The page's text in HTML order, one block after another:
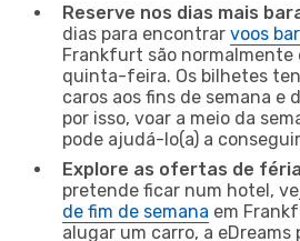
Reserve nos dias mais
dias para encontrar voos
Frankfurt são
quinta-feira. Os bilhetes
caros aos fins de semana e
por isso, voar a meio da
pode ajudá-lo(a) a
Explore as ofertas de
pretende ficar num hotel,
de fim de semana em
alugar um carro, a